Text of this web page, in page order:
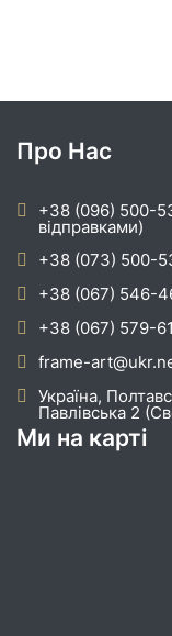
Про Нас
+38 (096) 500-
відправками)
+38 (073) 500-
+38 (067) 546-
+38 (067) 579-
frame-
Україна,
Павлівська 2
Ми на карті